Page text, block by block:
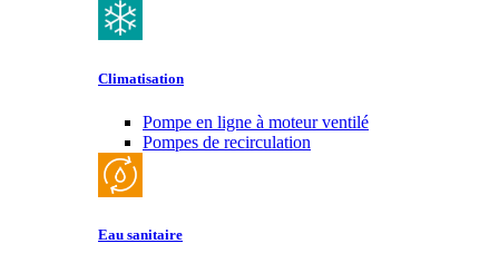
Climatisation
Pompe en ligne à moteur ventilé
Pompes de recirculation
Eau sanitaire